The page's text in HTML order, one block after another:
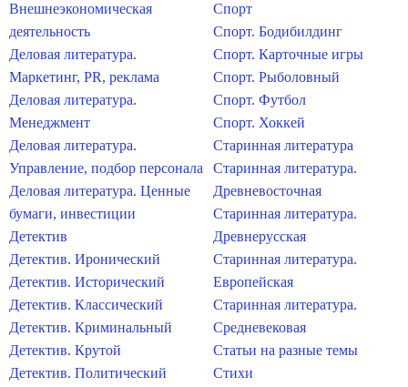
Внешнеэкономическая
деятельность
Деловая литература.
Маркетинг, PR, реклама
Деловая литература.
Менеджмент
Деловая литература.
Управление, подбор персонала
Деловая литература. Ценные
бумаги, инвестиции
Детектив
Детектив. Иронический
Детектив. Исторический
Детектив. Классический
Детектив. Криминальный
Детектив. Крутой
Детектив. Политический
Спорт
Спорт. Бодибилдинг
Спорт. Карточные игры
Спорт. Рыболовный
Спорт. Футбол
Спорт. Хоккей
Старинная литература
Старинная литература.
Древневосточная
Старинная литература.
Древнерусская
Старинная литература.
Европейская
Старинная литература.
Средневековая
Статьи на разные темы
Стихи